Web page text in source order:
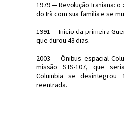
1979 — Revolução Iraniana: o
do Irã com sua família e se
1991 — Início da primeira
que durou 43 dias.
2003 — Ônibus espacial
missão STS-107, que
Columbia se desintegrou
reentrada.